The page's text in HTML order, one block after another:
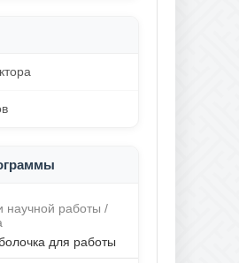
научной работы /
для работы